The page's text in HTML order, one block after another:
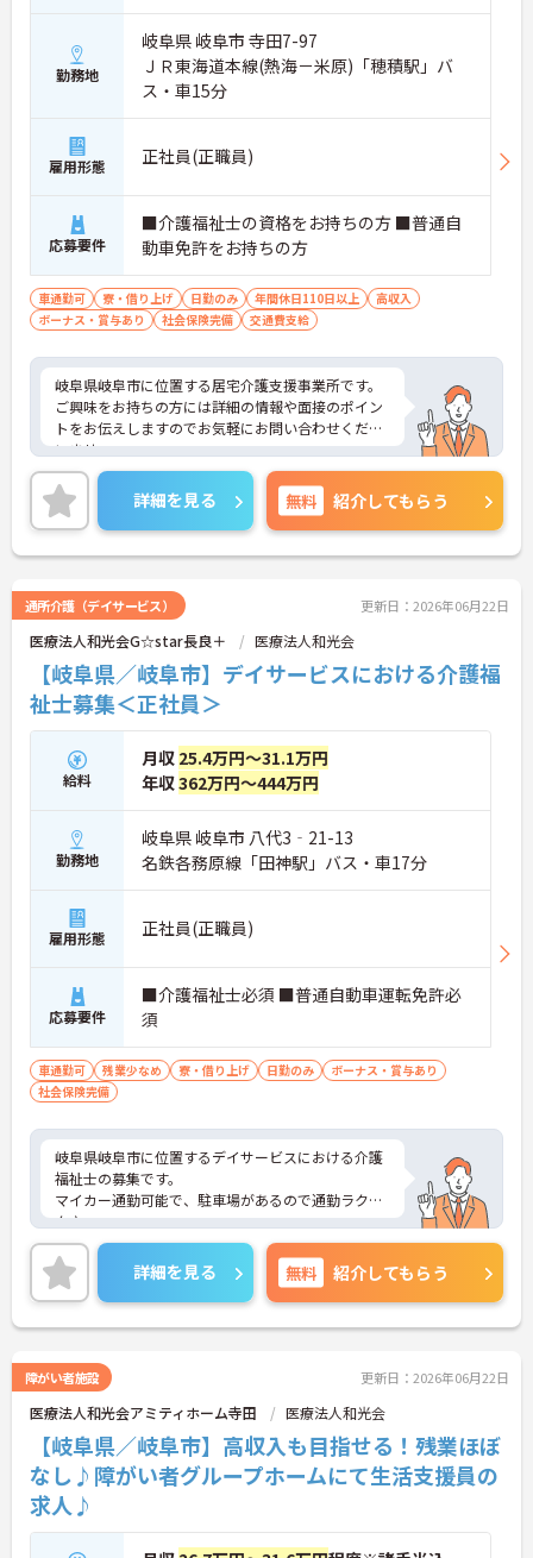
勤務地
岐阜県 岐阜市 寺田7-97
ＪＲ東海道本線(熱海－米原)「穂積駅」バ
ス・車15分
雇用形態 正社員(正職員)
応募要件
■介護福祉士の資格をお持ちの方 ■普通自
動車免許をお持ちの方
車通勤可 寮・借り上げ 日勤のみ 年間休日110日以上
高収入
ボーナス・賞与あり
社会保険完備 交通費支給
岐阜県岐阜市に位置する居宅介護支援事業所です。
ご興味をお持ちの方には詳細の情報や面接のポイン
トをお伝えしますのでお気軽にお問い合わせくださ
いませ。
詳細を見る 無料 紹介してもらう
通所介護（デイサービス） 更新日：2026年06月22日
医療法人和光会G☆star長良＋ 医療法人和光会
【岐阜県／岐阜市】デイサービスにおける介護福
祉士募集＜正社員＞
給料
月収 25.4万円～31.1万円
年収362万円～444万円
勤務地
岐阜県 岐阜市 八代3‐21-13
名鉄各務原線「田神駅」バス・車17分
雇用形態 正社員(正職員)
応募要件
■介護福祉士必須 ■普通自動車運転免許必
須
車通勤可 残業少なめ 寮・借り上げ 日勤のみ
ボーナス・賞与あり
社会保険完備
岐阜県岐阜市に位置するデイサービスにおける介護
福祉士の募集です。
マイカー通勤可能で、駐車場があるので通勤ラクラ
ク♪
資格手当や処遇改善手当など、嬉しい手当が豊富で
す◎
ご興味のある方には面接ポイントをお伝えしますの
で、お気軽にお問い合わせください！
詳細を見る 無料 紹介してもらう
障がい者施設 更新日：2026年06月22日
医療法人和光会アミティホーム寺田 医療法人和光会
【岐阜県／岐阜市】高収入も目指せる！残業ほぼ
なし♪障がい者グループホームにて生活支援員の
求人♪